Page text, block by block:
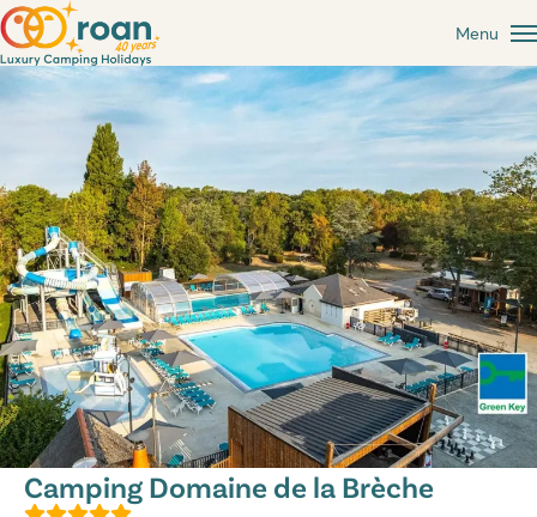
Menu
Camping Domaine de la Brèche